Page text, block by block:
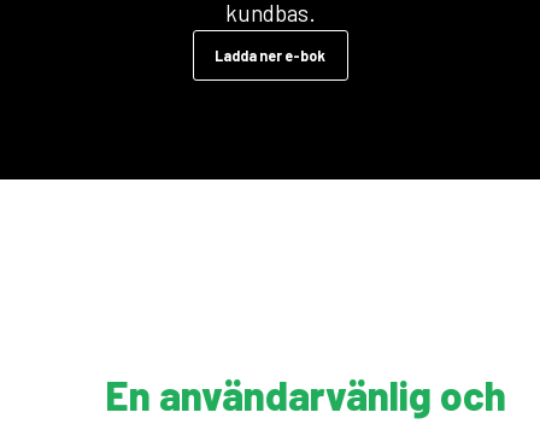
kundbas.
Ladda ner e-bok
En användarvänlig och